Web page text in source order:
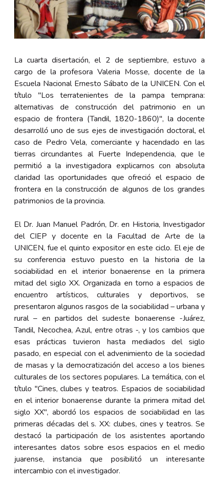
La cuarta disertación, el 2 de septiembre, estuvo a
cargo de la profesora Valeria Mosse, docente de la
Escuela Nacional Ernesto Sábato de la UNICEN. Con el
título "Los terratenientes de la pampa temprana:
alternativas de construcción del patrimonio en un
espacio de frontera (Tandil, 1820-1860)", la docente
desarrolló uno de sus ejes de investigación doctoral, el
caso de Pedro Vela, comerciante y hacendado en las
tierras circundantes al Fuerte Independencia, que le
permitió a la investigadora explicarnos con absoluta
claridad las oportunidades que ofreció el espacio de
frontera en la construcción de algunos de los grandes
patrimonios de la provincia.
El Dr. Juan Manuel Padrón, Dr. en Historia, Investigador
del CIEP y docente en la Facultad de Arte de la
UNICEN, fue el quinto expositor en este ciclo. El eje de
su conferencia estuvo puesto en la historia de la
sociabilidad en el interior bonaerense en la primera
mitad del siglo XX. Organizada en torno a espacios de
encuentro artísticos, culturales y deportivos, se
presentaron algunos rasgos de la sociabilidad – urbana y
rural – en partidos del sudeste bonaerense -Juárez,
Tandil, Necochea, Azul, entre otras -, y los cambios que
esas prácticas tuvieron hasta mediados del siglo
pasado, en especial con el advenimiento de la sociedad
de masas y la democratización del acceso a los bienes
culturales de los sectores populares. La temática, con el
título "Cines, clubes y teatros. Espacios de sociabilidad
en el interior bonaerense durante la primera mitad del
siglo XX", abordó los espacios de sociabilidad en las
primeras décadas del s. XX: clubes, cines y teatros. Se
destacó la participación de los asistentes aportando
interesantes datos sobre esos espacios en el medio
juarense, instancia que posibilitó un interesante
intercambio con el investigador.